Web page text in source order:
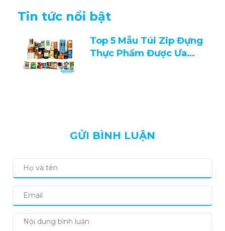
Tin tức nổi bật
Top 5 Mẫu Túi Zip Đựng
Thực Phẩm Được Ưa
GỬI BÌNH LUẬN